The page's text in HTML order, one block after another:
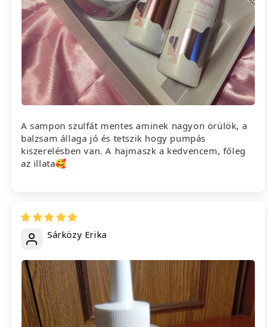
A sampon szulfát mentes aminek nagyon örülök, a
balzsam állaga jó és tetszik hogy pumpás
kiszerelésben van. A hajmaszk a kedvencem, főleg
az illata🥰
Sárközy Erika